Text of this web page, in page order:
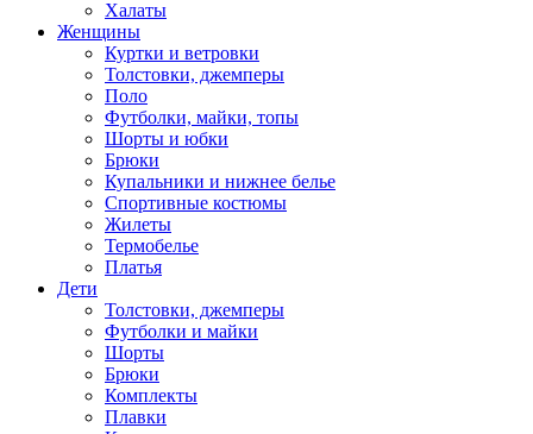
Халаты
Женщины
Куртки и ветровки
Толстовки, джемперы
Поло
Футболки, майки, топы
Шорты и юбки
Брюки
Купальники и нижнее белье
Спортивные костюмы
Жилеты
Термобелье
Платья
Дети
Толстовки, джемперы
Футболки и майки
Шорты
Брюки
Комплекты
Плавки